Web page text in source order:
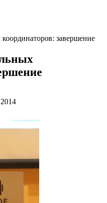
завершение